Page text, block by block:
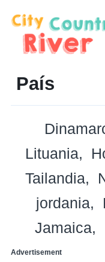
País
Lituania
Tailandia
jordania
Jamaica
Advertisement